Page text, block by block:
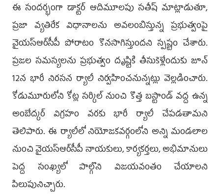
ఈ సందర్భంగా డాక్టర్ ఆదిమూలపు సతీష్ మాట్లాడుతూ,
ప్రజా వ్యతిరేక విధానాలను అవలంబిస్తున్న ప్రభుత్వంపై
వైయ‌స్ఆర్‌సీపీ పోరాటం కొనసాగిస్తుందని స్పష్టం చేశారు.
ప్రజల సమస్యలను ప్రభుత్వం దృష్టికి తీసుకెళ్లేందుకు జూన్
12న భారీ నిరసన ర్యాలీ నిర్వహించనున్నట్లు వెల్లడించారు.
కోడుమూరులోని కోట్ల సర్కిల్ నుంచి కొత్త బస్టాండ్ వద్ద ఉన్న
అంబేద్కర్ విగ్రహం వరకు భారీ ర్యాలీ చేపడతామని
తెలిపారు. ఈ ర్యాలీలో నియోజకవర్గంలోని అన్ని మండలాల
నుంచి వైయ‌స్ఆర్‌సీపీ నాయకులు, కార్యకర్తలు, అభిమానులు
పెద్ద సంఖ్యలో పాల్గొని విజయవంతం చేయాలని
పిలుపునిచ్చారు.